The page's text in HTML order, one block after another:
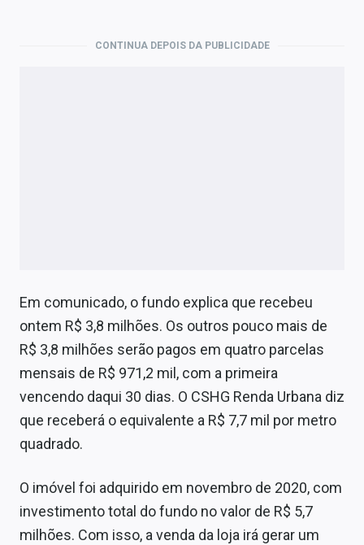
Expediente
CONTINUA DEPOIS DA PUBLICIDADE
Em comunicado, o fundo explica que recebeu
ontem R$ 3,8 milhões. Os outros pouco mais de
R$ 3,8 milhões serão pagos em quatro parcelas
mensais de R$ 971,2 mil, com a primeira
vencendo daqui 30 dias. O CSHG Renda Urbana diz
que receberá o equivalente a R$ 7,7 mil por metro
quadrado.
O imóvel foi adquirido em novembro de 2020, com
investimento total do fundo no valor de R$ 5,7
milhões. Com isso, a venda da loja irá gerar um